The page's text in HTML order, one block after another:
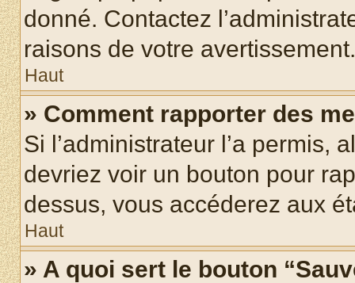
donné. Contactez
raisons de votre avertissement.
Haut
» Comment rapporter des
Si l’administrateur l’a permis,
devriez voir un bouton pour
dessus, vous accéderez aux
Haut
» A quoi sert le bouton